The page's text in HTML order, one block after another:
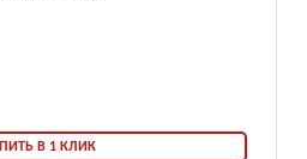
В 1 КЛИК